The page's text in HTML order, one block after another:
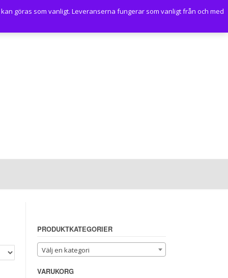
göras som vanligt. Leveranserna fungerar som vanligt från och med
PRODUKTKATEGORIER
Välj en kategori
VARUKORG